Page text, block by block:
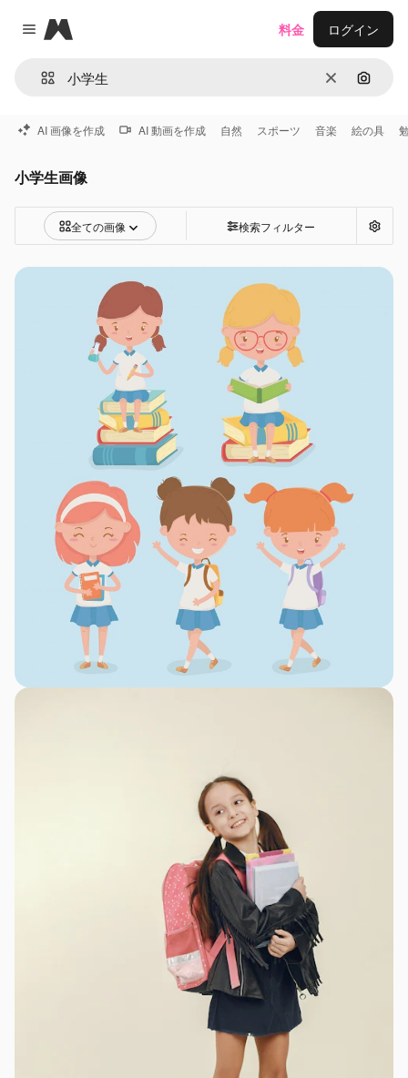
Close menu
Magnific
消去 画像で
料金 ログイン
AI 画像を作成 AI 動画を作成 自然 スポーツ 音楽 絵の具
小学生画像
全ての画像 検索フィルター